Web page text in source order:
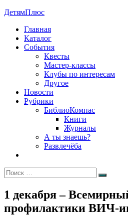
Перейти
содержимому
ДетямПлюс
Главная
Каталог
События
Квесты
Мастер-классы
Клубы по интересам
Другое
Новости
Рубрики
БиблиоКомпас
Книги
Журналы
А ты знаешь?
Развлечёба
Искать:
Поиск
1 декабря –
профилактики ВИЧ-